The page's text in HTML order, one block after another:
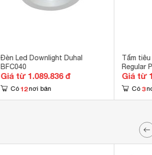
Đèn Led Downlight Duhal
BFC040
Giá từ 1.089.836 đ
Có 12 nơi bán
Tấm tiêu
Regular
Giá từ
Có 3